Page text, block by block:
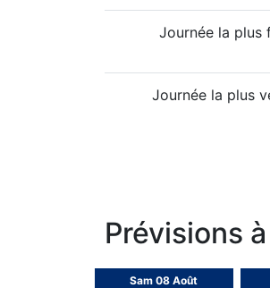
Journée la plus
Journée la plus
Prévisions
Sam 08 Août